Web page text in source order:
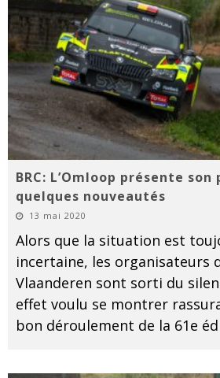
BRC: L’Omloop présente
quelques nouveautés
13 mai 2020
Alors que la situation est
incertaine, les organisateurs
Vlaanderen sont sorti du
effet voulu se montrer
bon déroulement de la 61e